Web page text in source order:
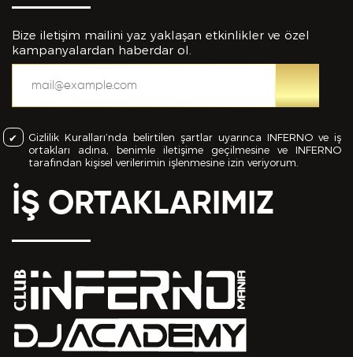
Bize iletişim mailini yaz yaklaşan etkinlikler ve özel
kampanyalardan haberdar ol.
Gizlilik Kuralları’nda belirtilen şartlar uyarınca INFERNO ve iş
ortakları adına, benimle iletişime geçilmesine ve INFERNO
tarafından kişisel verilerimin işlenmesine izin veriyorum.
İŞ ORTAKLARIMIZ
Bu Formda verilen bütün bilgilerin yanlışsız ve
bilgiler içinde esasa etki yapan herhangi bir eksiklik
veya yanlışlık olması ve bu durumun tespiti halinde
bunun Hizmet Sözleşmemin feshedilmesi için bir
sebep olanağını anlayarak kabul ettiğimi beyan
ederim.
BAŞVURUMUGÖNDER